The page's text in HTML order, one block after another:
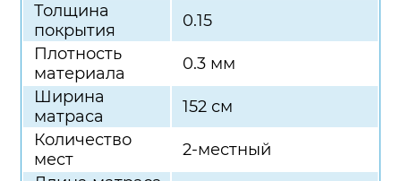
Толщина
покрытия
0.15
Плотность
материала
0.3 мм
Ширина
матраса
152 см
Количество
мест
2-местный